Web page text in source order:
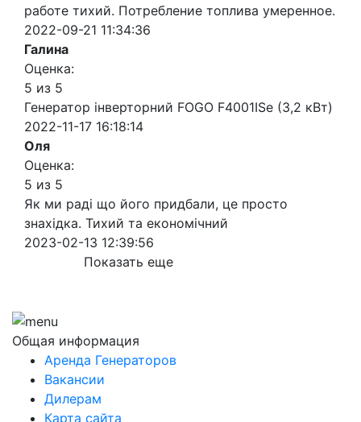
работе тихий. Потребление топлива умеренное.
2022-09-21 11:34:36
Галина
Оценка:
5 из 5
Генератор інверторний FOGO F4001ISe (3,2 кВт)
2022-11-17 16:18:14
Оля
Оценка:
5 из 5
Як ми раді що його придбали, це просто
знахідка. Тихий та економічний
2023-02-13 12:39:56
Показать еще
Общая информация
Аренда Генераторов
Вакансии
Дилерам
Карта сайта